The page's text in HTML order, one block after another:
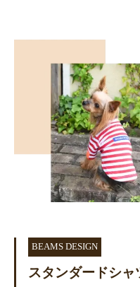
BEAMS DESIGN
スタンダードシャ